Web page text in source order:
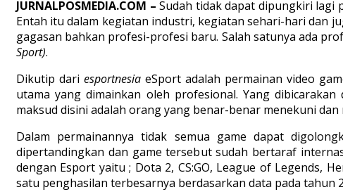
JURNALPOSMEDIA.COM –Sudah tidak dapat dipungkiri lagi
Entah itu dalam kegiatan industri, kegiatan sehari-hari dan
gagasan bahkan profesi-profesi baru. Salah satunya ada
Sport).
Dikutip dariesportnesiaeSport adalah permainan video
utama yang dimainkan oleh profesional. Yang
maksud disini adalah orang yang benar-benar menekuni
Dalam permainannya tidak semua game dapat
dipertandingkan dan game tersebut sudah bertaraf
dengan Esport yaitu ; Dota 2, CS:GO, League of Legends,
satu penghasilan terbesarnya berdasarkan data pada tahun